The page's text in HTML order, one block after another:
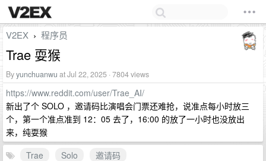
V2EX › 程序员
Trae 耍猴
Byyunchuanwu at Jul 22, 2025 · 7804 views
https://www.reddit.com/user/Trae_AI/
新出了个 SOLO ，邀请码比演唱会门票还难抢，说准点每小时放三
个，第一个准点准到 12：05 去了，16:00 的放了一小时也没放出
来，纯耍猴
Trae
Solo
邀请码